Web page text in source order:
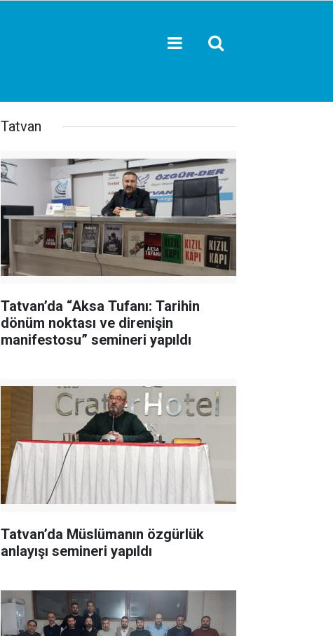
Tatvan
Tatvan’da “Aksa Tufanı: Tarihin
dönüm noktası ve direnişin
manifestosu” semineri yapıldı
Tatvan’da Müslümanın özgürlük
anlayışı semineri yapıldı